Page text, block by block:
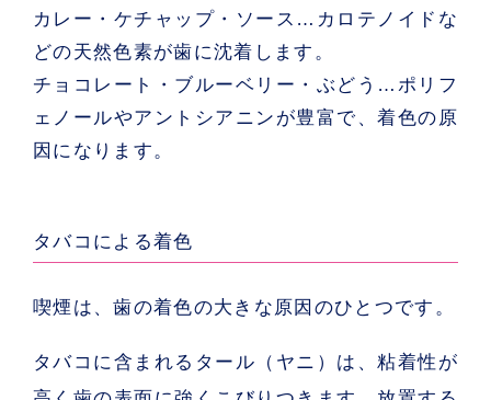
カレー・ケチャップ・ソース …カロテノイドな
どの天然色素が歯に沈着します。
チョコレート・ブルーベリー・ぶどう …ポリフ
ェノールやアントシアニンが豊富で、着色の原
因になります。
タバコによる着色
喫煙は、歯の着色の大きな原因のひとつです。
タバコに含まれるタール（ヤニ）は、粘着性が